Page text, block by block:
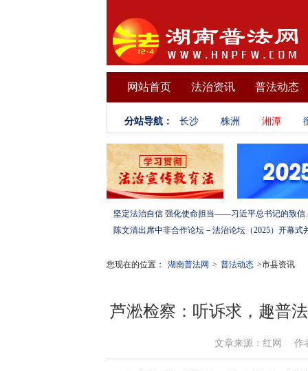
网站首页 法治资讯 普法动态
分站导航： 长沙 株洲 湘潭
坚定法治自信 强化使
您现在的位置： 湖南普法网 > 普法动态 >市县资讯
芦淞检察：听诉求，趣普
文章来源：红网 作